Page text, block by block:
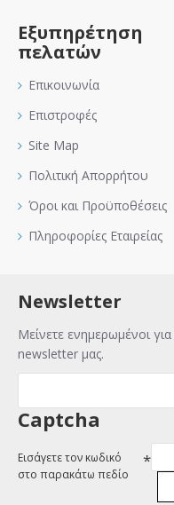
Εξυπηρέτηση
πελατών
Επικοινωνία
Επιστροφές
Site Map
Πολιτική Απορρήτου
Όροι και Προϋποθέσεις
Πληροφορίες Εταιρείας
Newsletter
Μείνετε ενημερωμένοι
newsletter μας.
Captcha
Εισάγετε τον κωδικό
στο παρακάτω πεδίο